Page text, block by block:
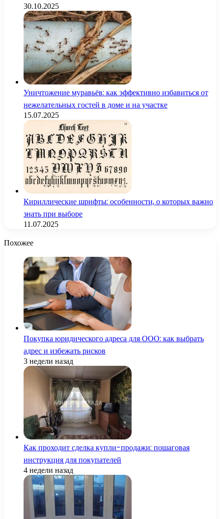
30.10.2025
Уничтожение муравьёв: как эффективно избавиться от
нежелательных гостей в доме и на участке
15.07.2025
Кириллические шрифты: особенности, о которых важно
знать при выборе
11.07.2025
Похожее
Покупка юридического адреса для ООО: как выбрать
адрес и избежать рисков
3 недели назад
Как проходит сделка купли-продажи: пошаговая
инструкция для покупателей
4 недели назад